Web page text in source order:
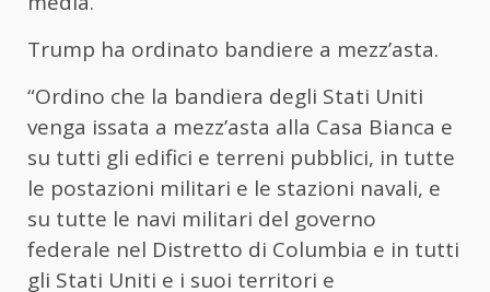
Trump ha ordinato bandiere a mezz’asta.
“Ordino che la bandiera degli Stati Uniti
venga issata a mezz’asta alla Casa Bianca e
su tutti gli edifici e terreni pubblici, in tutte
le postazioni militari e le stazioni navali, e
su tutte le navi militari del governo
federale nel Distretto di Columbia e in tutti
gli Stati Uniti e i suoi territori e